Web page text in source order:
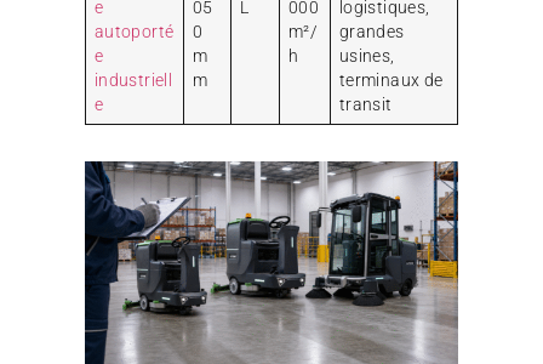
e
autoporté
e
industriell
e
05
0
m
m
L
000
m²/
h
logistiques,
grandes
usines,
terminaux de
transit